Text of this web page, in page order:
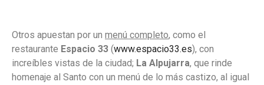
Otros apuestan por un menú completo, como el
restaurante Espacio 33 (www.espacio33.es), con
increíbles vistas de la ciudad; La Alpujarra, que rinde
homenaje al Santo con un menú de lo más castizo, al igual